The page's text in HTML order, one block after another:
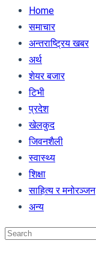
Home
समाचार
अन्तराष्ट्रिय खबर
अर्थ
शेयर बजार
टिभी
प्रदेश
खेलकुद
जिवनशैली
स्वास्थ्य
शिक्षा
साहित्य र मनोरञ्जन
अन्य